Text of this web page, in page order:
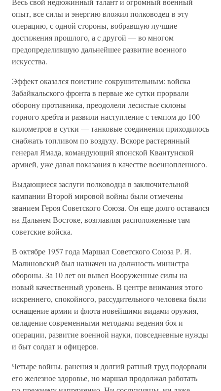
опыт, все силы и энергию вложил полководец в эту
операцию, с одной стороны, вобравшую лучшие
достижения прошлого, а с другой — во многом
предопределившую дальнейшее развитие военного
искусства.
Эффект оказался поистине сокрушительным: войска
Забайкальского фронта в первые же сутки прорвали
оборону противника, преодолели лесистые склоны
горного хребта и развили наступление с темпом до 100
километров в сутки — танковые соединения приходилось
снабжать топливом по воздуху. Вскоре растерянный
генерал Ямада, командующий японской Квантунской
армией, уже давал показания в качестве военнопленного.
Выдающиеся заслуги полководца в заключительной
кампании Второй мировой войны были отмечены
званием Героя Советского Союза. Он еще долго оставался
на Дальнем Востоке, возглавляя расположенные там
советские войска.
В октябре 1957 года Маршал Советского Союза Р. Я.
Малиновский был назначен на должность министра
обороны. За 10 лет он вывел Вооруженные силы на
новый качественный уровень. В центре внимания этого
искреннего, спокойного, рассудительного человека были
оснащение армии и флота новейшими видами оружия,
овладение современными методами ведения боя и
операции, развитие военной науки, повседневные нужды
и быт солдат и офицеров.
Четыре войны, ранения и долгий ратный труд подорвали
его железное здоровье, но маршал продолжал работать